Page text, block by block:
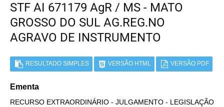
STF AI 671179 AgR / MS - MATO
GROSSO DO SUL AG.REG.NO
AGRAVO DE INSTRUMENTO
RESULTADO SIMPLES VERSÃO HTML VERSÃO PDF
Ementa
RECURSO EXTRAORDINÁRIO - JULGAMENTO - LEGISLAÇÃO